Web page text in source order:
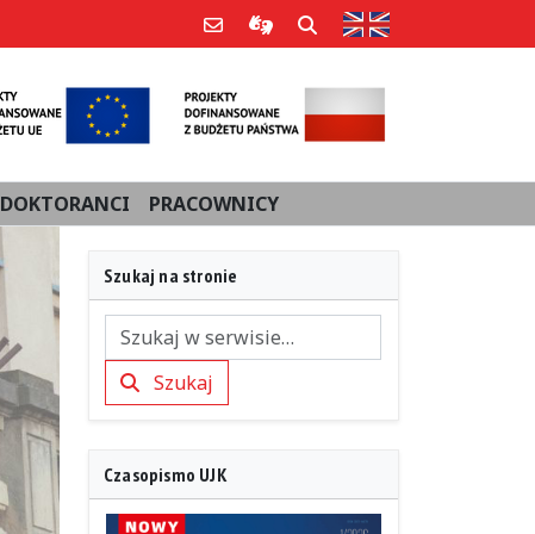
Poczta e-mailInformacje dla użytkowników
Szukaj Strona w języku
DOKTORANCI PRACOWNICY
Szukaj na stronie
SzukajSzukaj
Czasopismo UJK